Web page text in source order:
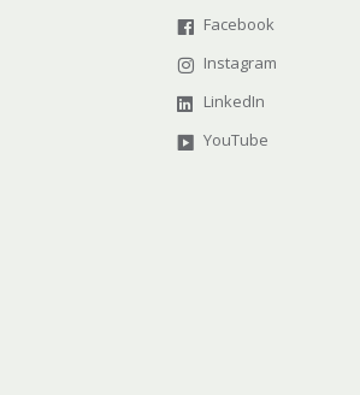
Facebook
Instagram
LinkedIn
YouTube